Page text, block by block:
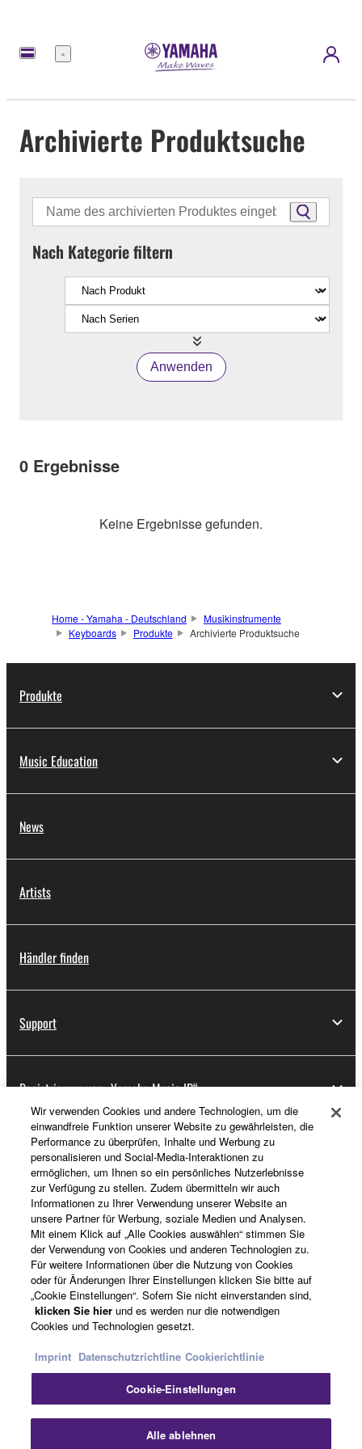
Menü
Archivierte Produktsuche
Nach Kategorie filtern
Anwenden
0 Ergebnisse
Keine Ergebnisse gefunden.
Home - Yamaha - Deutschland
Musikinstrumente
Keyboards
Produkte Archivierte Produktsuche
Produkte
Music Education
News
Artists
Händler finden
Support
Registrierung von „Yamaha Music ID“
Über Yamaha
Deutschland - German
Business
KontaktNutzungsbedingungenDatenschutzerklärung
CookierichtlinieImpressum
Wir verwenden Cookies und andere Technologien, um die
einwandfreie Funktion unserer Website zu gewährleisten, die
Performance zu überprüfen, Inhalte und Werbung zu
personalisieren und Social-Media-Interaktionen zu
ermöglichen, um Ihnen so ein persönliches Nutzerlebnisse
zur Verfügung zu stellen. Zudem übermitteln wir auch
Informationen zu Ihrer Verwendung unserer Website an
unsere Partner für Werbung, soziale Medien und Analysen.
Mit einem Klick auf „Alle Cookies auswählen“ stimmen Sie
der Verwendung von Cookies und anderen Technologien zu.
Für weitere Informationen über die Nutzung von Cookies
oder für Änderungen Ihrer Einstellungen klicken Sie bitte auf
„Cookie Einstellungen“. Sofern Sie nicht einverstanden sind,
klicken Sie hier und es werden nur die notwendigen
Cookies und Technologien gesetzt.
Imprint Datenschutzrichtline Cookierichtlinie
Cookie-Einstellungen
Alle ablehnen